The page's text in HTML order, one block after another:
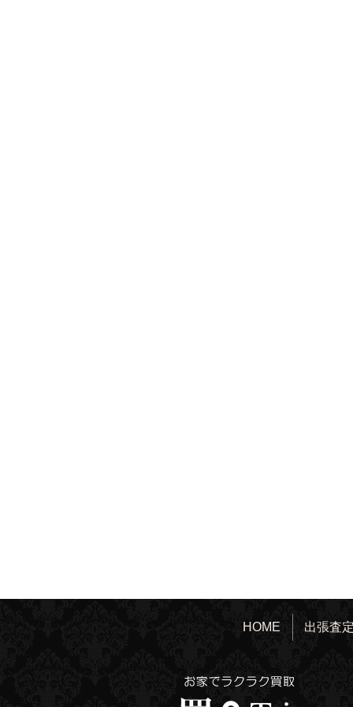
HOME 出張査